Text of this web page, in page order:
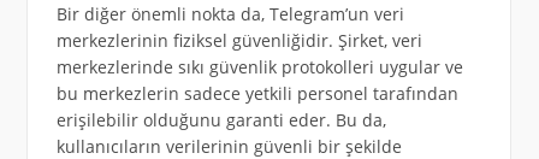
Bir diğer önemli nokta da, Telegram’un veri
merkezlerinin fiziksel güvenliğidir. Şirket, veri
merkezlerinde sıkı güvenlik protokolleri uygular ve
bu merkezlerin sadece yetkili personel tarafından
erişilebilir olduğunu garanti eder. Bu da,
kullanıcıların verilerinin güvenli bir şekilde